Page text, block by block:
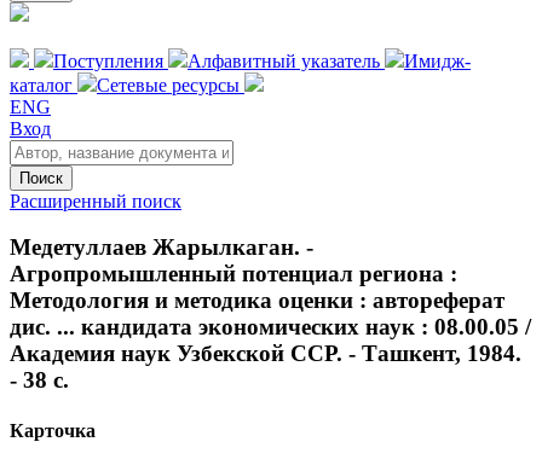
Поступления Алфавитный указатель
Имидж-
каталог
Сетевые ресурсы
ENG
Вход
Поиск
Расширенный поиск
Медетуллаев Жарылкаган. -
Агропромышленный потенциал региона :
Методология и методика оценки : автореферат
дис. ... кандидата экономических наук : 08.00.05 /
Академия наук Узбекской ССР. - Ташкент, 1984.
- 38 с.
Карточка